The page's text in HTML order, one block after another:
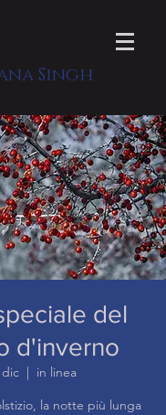
Singh
del
d'inverno
dic
  |
in linea
la notte più lunga